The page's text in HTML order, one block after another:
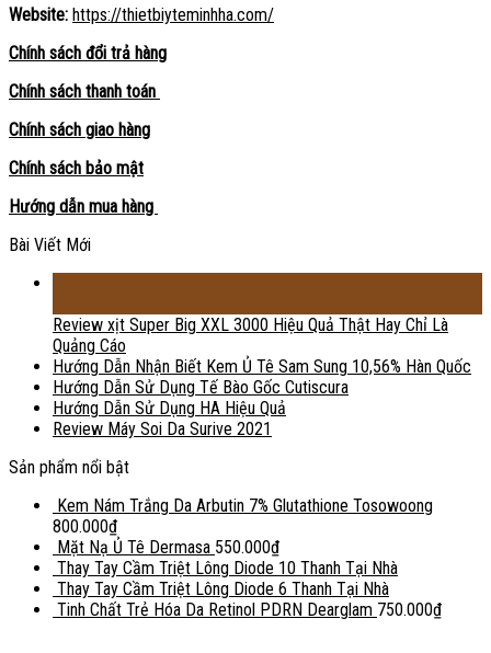
Website: https://thietbiyteminhha.com/
Chính sách đổi trả hàng
Chính sách thanh toán
Chính sách giao hàng
Chính sách bảo mật
Hướng dẫn mua hàng
Bài Viết Mới
Review xịt Super Big XXL 3000 Hiệu Quả Thật Hay Chỉ Là
Quảng Cáo
Hướng Dẫn Nhận Biết Kem Ủ Tê Sam Sung 10,56% Hàn Quốc
Hướng Dẫn Sử Dụng Tế Bào Gốc Cutiscura
Hướng Dẫn Sử Dụng HA Hiệu Quả
Review Máy Soi Da Surive 2021
Sản phẩm nổi bật
Kem Nám Trắng Da Arbutin 7% Glutathione Tosowoong
800.000₫
Mặt Nạ Ủ Tê Dermasa 550.000₫
Thay Tay Cầm Triệt Lông Diode 10 Thanh Tại Nhà
Thay Tay Cầm Triệt Lông Diode 6 Thanh Tại Nhà
Tinh Chất Trẻ Hóa Da Retinol PDRN Dearglam 750.000₫